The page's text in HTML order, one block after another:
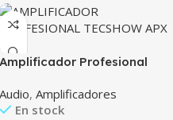
Amplificador Profesional
Audio, Amplificadores
En stock